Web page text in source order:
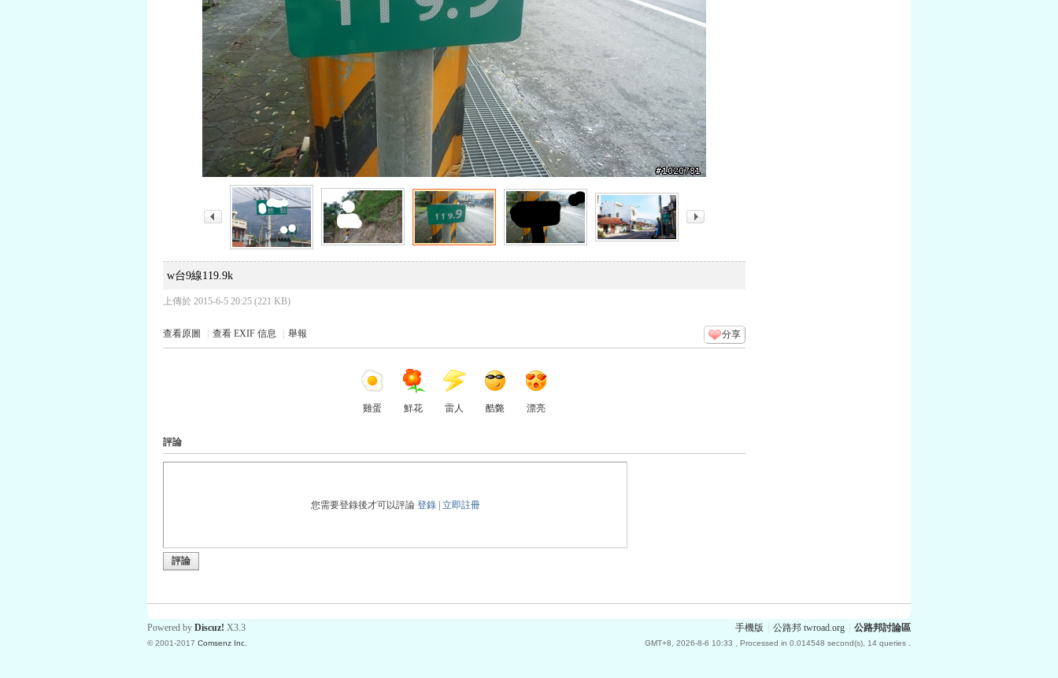
w台9線119.9k
上傳於 2015-6-5 20:25 (221 KB)
分享
查看原圖 | 查看 EXIF 信息 | 舉報
雞蛋 鮮花 雷人 酷斃 漂亮
評論
您需要登錄後才可以評論 登錄| 立即註冊
評論
手機版 | 公路邦 twroad.org | 公路邦討論區
GMT+8, 2026-8-6 10:33 , Processed in 0.014548 second(s), 14 queries .
Powered by Discuz! X3.3
© 2001-2017 Comsenz Inc.